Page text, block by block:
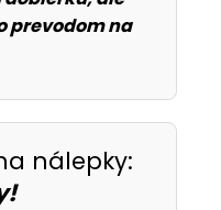
prevodom na
nálepky: